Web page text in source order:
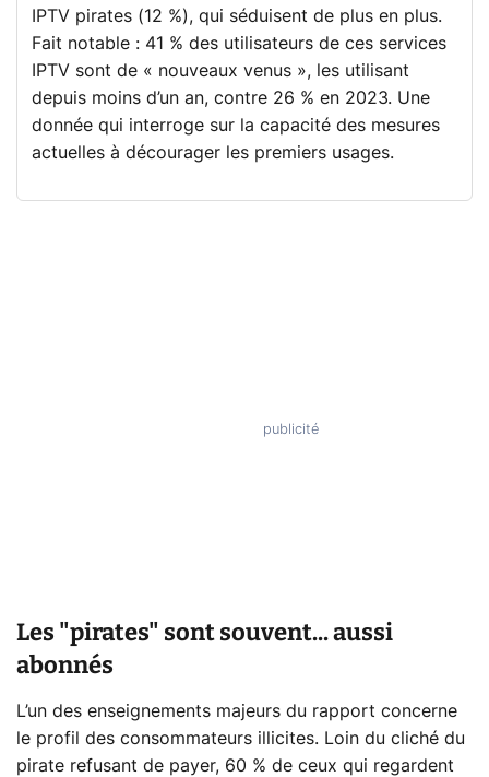
IPTV pirates (12 %), qui séduisent de plus en plus.
Fait notable : 41 % des utilisateurs de ces services
IPTV sont de « nouveaux venus », les utilisant
depuis moins d’un an, contre 26 % en 2023. Une
donnée qui interroge sur la capacité des mesures
actuelles à décourager les premiers usages.
Les "pirates" sont souvent... aussi
abonnés
L’un des enseignements majeurs du rapport concerne
le profil des consommateurs illicites. Loin du cliché du
pirate refusant de payer, 60 % de ceux qui regardent